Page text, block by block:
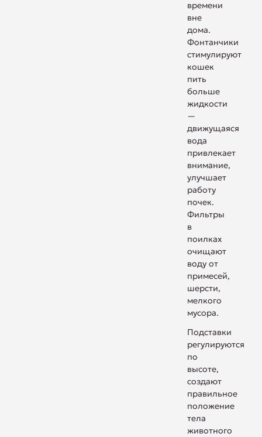
времени
вне
дома.
Фонтанчики
стимулируют
кошек
пить
больше
жидкости
—
движущаяся
вода
привлекает
внимание,
улучшает
работу
почек.
Фильтры
в
поилках
очищают
воду от
примесей,
шерсти,
мелкого
мусора.
Подставки
регулируются
по
высоте,
создают
правильное
положение
тела
животного